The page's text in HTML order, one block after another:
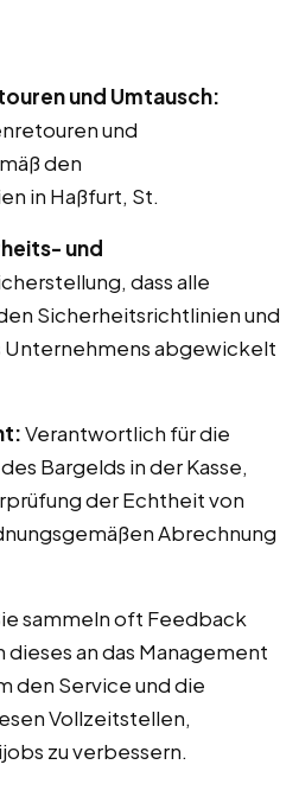
und Umtausch:
und
den
in Haßfurt, St.
und
dass alle
Sicherheitsrichtlinien und
abgewickelt
Verantwortlich für die
Bargelds in der Kasse,
der Echtheit von
Abrechnung
sammeln oft Feedback
an das Management
den Service und die
Vollzeitstellen,
zu verbessern.